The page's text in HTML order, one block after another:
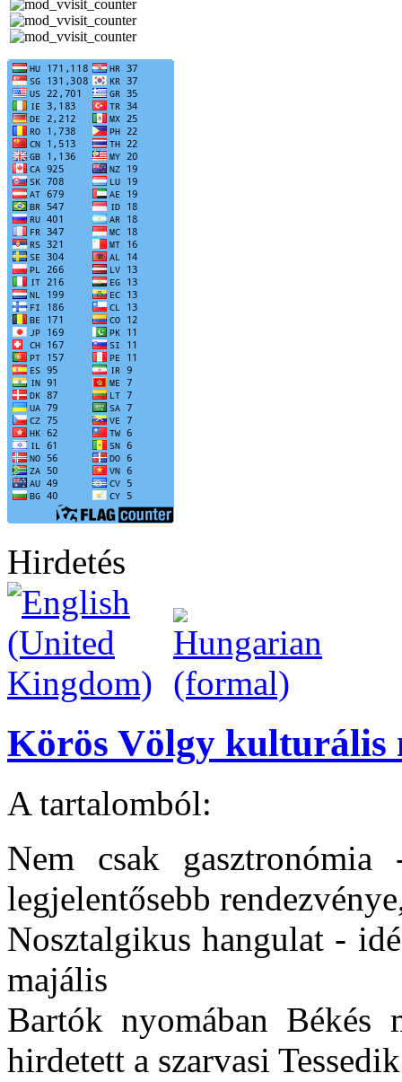
Hirdetés
Körös Völgy kulturális
A tartalomból:
Nem csak
legjelentősebb
Nosztalgikus hangulat -
majális
Bartók nyomában Békés
hirdetett a szarvasi